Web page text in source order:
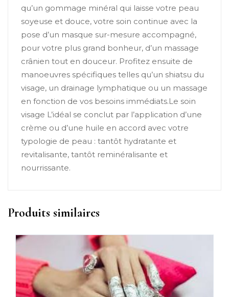
qu’un gommage minéral qui laisse votre peau
soyeuse et douce, votre soin continue avec la
pose d’un masque sur-mesure accompagné,
pour votre plus grand bonheur, d’un massage
crânien tout en douceur. Profitez ensuite de
manoeuvres spécifiques telles qu’un shiatsu du
visage, un drainage lymphatique ou un massage
en fonction de vos besoins immédiats.Le soin
visage L’idéal se conclut par l’application d’une
crème ou d’une huile en accord avec votre
typologie de peau : tantôt hydratante et
revitalisante, tantôt reminéralisante et
nourrissante.
Produits similaires